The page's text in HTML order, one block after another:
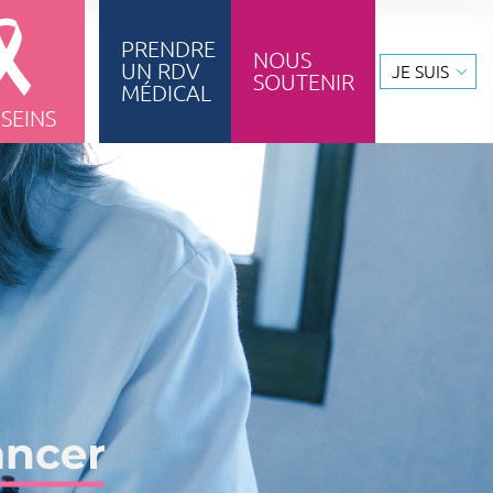
& formation
PRENDRE
UN RDV
MÉDICAL
NOUS
SOUTENIR
JE SUIS